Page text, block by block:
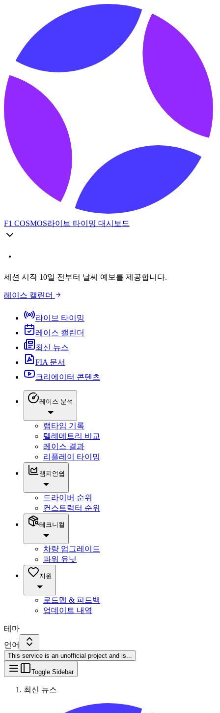
F1 COSMOS라이브 타이밍 대시보드
세션 시작 10일 전부터 날씨 예보를 제공합니다.
레이스 캘린더
라이브 타이밍
레이스 캘린더
최신 뉴스
FIA 문서
크리에이터 콘텐츠
레이스 분석
랩타임 기록
텔레메트리 비교
레이스 결과
리플레이 타이밍
챔피언쉽
드라이버 순위
컨스트럭터 순위
테크니컬
차량 업그레이드
파워 유닛
지원
로드맵 & 피드백
업데이트 내역
테마
언어
This service is an unofficial project and is...
Toggle Sidebar
최신 뉴스